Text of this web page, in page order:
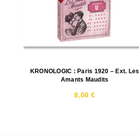
KRONOLOGIC : Paris 1920 – Ext. Les
Amants Maudits
8,00 €